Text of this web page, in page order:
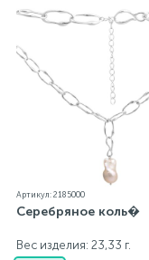
Артикул: 2185000
Серебряное коль�
Вес изделия: 23,33 г.